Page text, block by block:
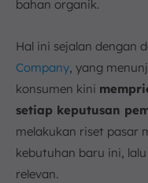
bahan organik.
Hal ini sejalan dengan
Company, yang
konsumen kini
setiap keputusan
melakukan riset pasar
kebutuhan baru ini,
relevan.